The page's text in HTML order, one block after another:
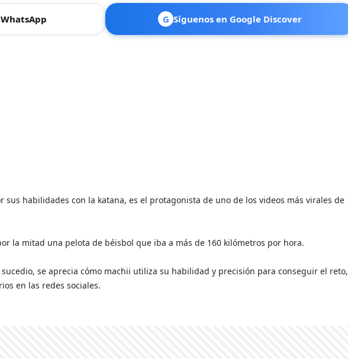
G Síguenos en Google Discover
sus habilidades con la katana, es el protagonista de uno de los videos más virales de
la mitad una pelota de béisbol que iba a más de 160 kilómetros por hora.
se aprecia cómo machii utiliza su habilidad y precisión para conseguir el reto,
en las redes sociales.